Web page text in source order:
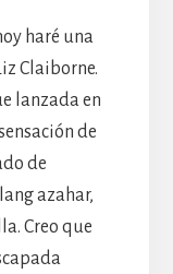
haré una
Claiborne.
lanzada en
de
de
azahar,
Creo que